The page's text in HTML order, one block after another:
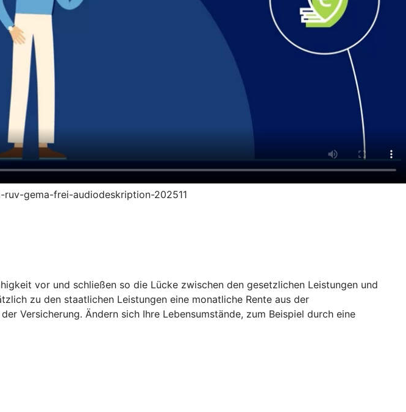
gema-frei-audiodeskription-202511
vor und schließen so die Lücke zwischen den gesetzlichen Leistungen und
zu den staatlichen Leistungen eine monatliche Rente aus der
Versicherung. Ändern sich Ihre Lebensumstände, zum Beispiel durch eine